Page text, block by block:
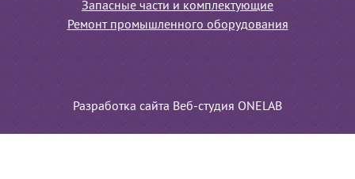
Запасные части и комплектующие
Ремонт промышленного оборудования
Разработка сайта Веб-студия ONELAB